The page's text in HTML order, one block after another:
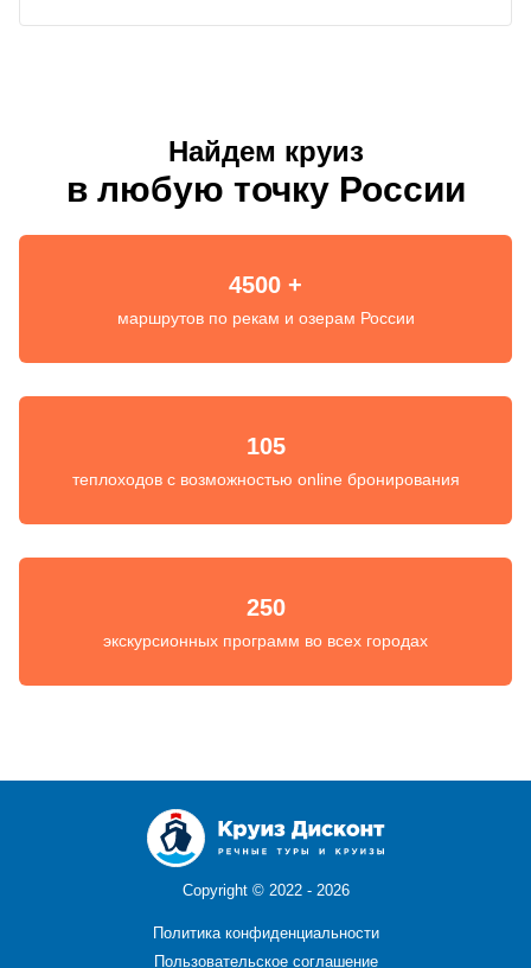
Найдем круиз
в любую точку России
4500 +
маршрутов по рекам и озерам России
105
теплоходов с возможностью online бронирования
250
экскурсионных программ во всех городах
Copyright © 2022 - 2026
Политика конфиденциальности
Пользовательское соглашение